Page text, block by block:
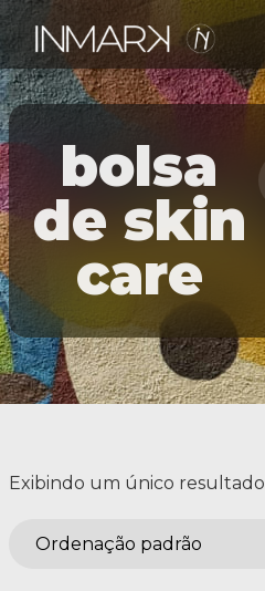
bolsa
de skin
care
Exibindo um único resultado